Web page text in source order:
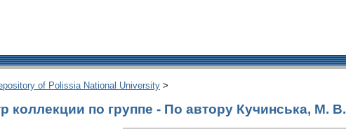
of Polissia National University >
коллекции по группе - По автору Кучинська, М. В.